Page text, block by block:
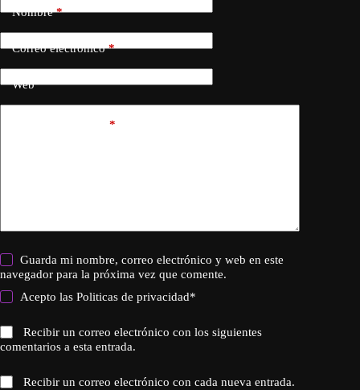
Nombre*
Correo electrónico*
Web
*
Guarda mi nombre, correo electrónico y web en este
navegador para la próxima vez que comente.
Acepto lasPoliticas de privacidad*
Recibir un correo electrónico con los siguientes
comentarios a esta entrada.
Recibir un correo electrónico con cada nueva entrada.